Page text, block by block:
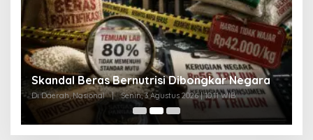
Skandal Beras Bernutrisi Dibongkar Negara
Di Daerah, Nasional | Senin, 3 Agustus 2026 | 10:11 WIB